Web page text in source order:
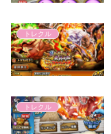
トレクル
トレクル